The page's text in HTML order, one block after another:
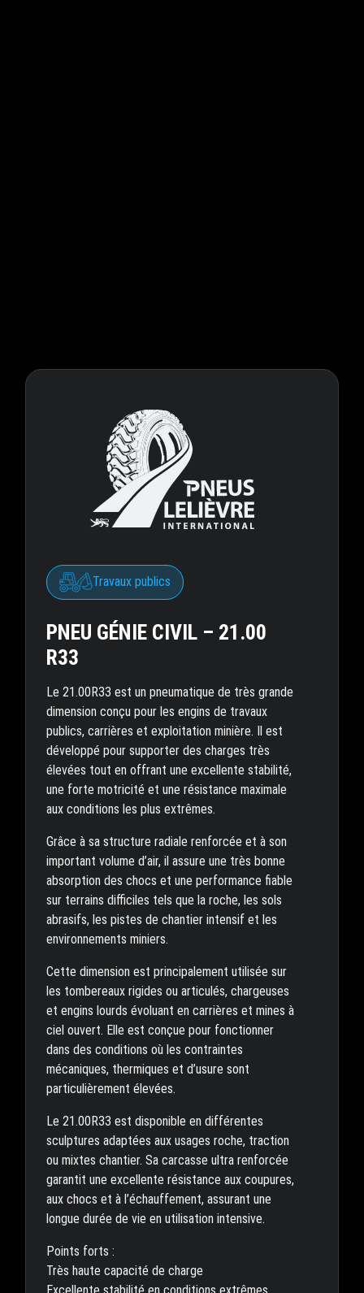
Travaux publics
PNEU GÉNIE CIVIL – 21.00
R33
Le 21.00R33 est un pneumatique de très grande
dimension conçu pour les engins de travaux
publics, carrières et exploitation minière. Il est
développé pour supporter des charges très
élevées tout en offrant une excellente stabilité,
une forte motricité et une résistance maximale
aux conditions les plus extrêmes.
Grâce à sa structure radiale renforcée et à son
important volume d’air, il assure une très bonne
absorption des chocs et une performance fiable
sur terrains difficiles tels que la roche, les sols
abrasifs, les pistes de chantier intensif et les
environnements miniers.
Cette dimension est principalement utilisée sur
les tombereaux rigides ou articulés, chargeuses
et engins lourds évoluant en carrières et mines à
ciel ouvert. Elle est conçue pour fonctionner
dans des conditions où les contraintes
mécaniques, thermiques et d’usure sont
particulièrement élevées.
Le 21.00R33 est disponible en différentes
sculptures adaptées aux usages roche, traction
ou mixtes chantier. Sa carcasse ultra renforcée
garantit une excellente résistance aux coupures,
aux chocs et à l’échauffement, assurant une
longue durée de vie en utilisation intensive.
Points forts :
Très haute capacité de charge